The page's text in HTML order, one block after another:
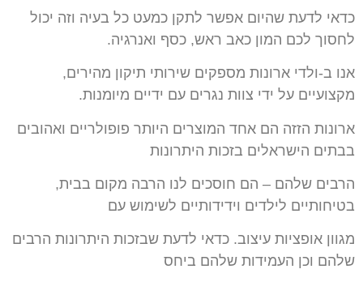
כדאי לדעת שהיום אפשר לתקן כמעט כל בעיה וזה יכול
לחסוך לכם המון כאב ראש, כסף ואנרגיה.
אנו ב-ולדי ארונות מספקים שירותי תיקון מהירים,
מקצועיים על ידי צוות נגרים עם ידיים מיומנות.
ארונות הזזה הם אחד המוצרים היותר פופולריים ואהובים
בבתים הישראלים בזכות היתרונות
הרבים שלהם – הם חוסכים לנו הרבה מקום בבית,
בטיחותיים לילדים וידידותיים לשימוש עם
מגוון אופציות עיצוב. כדאי לדעת שבזכות היתרונות הרבים
שלהם וכן העמידות שלהם ביחס